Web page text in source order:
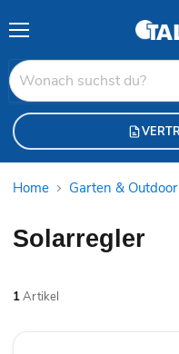
Home Garten & Outdoor
Solarregler
1Artikel